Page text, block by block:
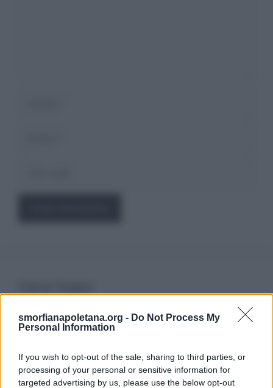
smorfianapoletana.org - Do Not Process My
Personal Information
If you wish to opt-out of the sale, sharing to third parties, or
processing of your personal or sensitive information for
targeted advertising by us, please use the below opt-out
Ricerca